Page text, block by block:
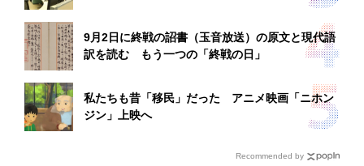
9月2日に終戦の詔書（玉音放送）の原文と現代語
訳を読む もう一つの「終戦の日」
私たちも昔「移民」だった アニメ映画「ニホン
ジン」上映へ
Recommended by